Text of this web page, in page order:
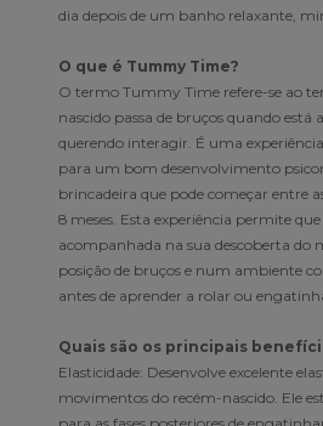
dia depois de um banho relaxante,
O que é Tummy Time?
O termo Tummy Time refere-se ao
nascido passa de bruços quando está
querendo interagir. É uma
para um bom desenvolvimento
brincadeira que pode começar entre
8 meses. Esta experiência permite
acompanhada na sua descoberta do
posição de bruços e num ambiente
antes de aprender a rolar ou
Quais são os principais
Elasticidade: Desenvolve excelente
movimentos do recém-nascido. Ele